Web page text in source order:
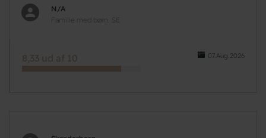
N/A
Familie med børn, SE
07.Aug.2026
8,33 ud af 10